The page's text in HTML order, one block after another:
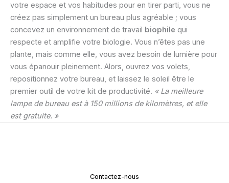
votre espace et vos habitudes pour en tirer parti, vous ne
créez pas simplement un bureau plus agréable ; vous
concevez un environnement de travail
biophile qui
respecte et amplifie votre biologie. Vous n’êtes pas une
plante, mais comme elle, vous avez besoin de lumière pour
vous épanouir pleinement. Alors, ouvrez vos volets,
repositionnez votre bureau, et laissez le soleil être le
premier outil de votre kit de productivité. « La meilleure
lampe de bureau est à 150 millions de kilomètres, et elle
est gratuite. »
Contactez-nous